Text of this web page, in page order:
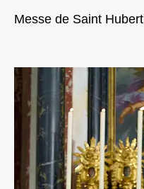
Messe de Saint Hubert